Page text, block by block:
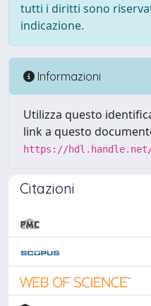
tutti i diritti sono
indicazione.
Informazioni
Utilizza questo
link a questo
https://hdl.handle.net/
Citazioni